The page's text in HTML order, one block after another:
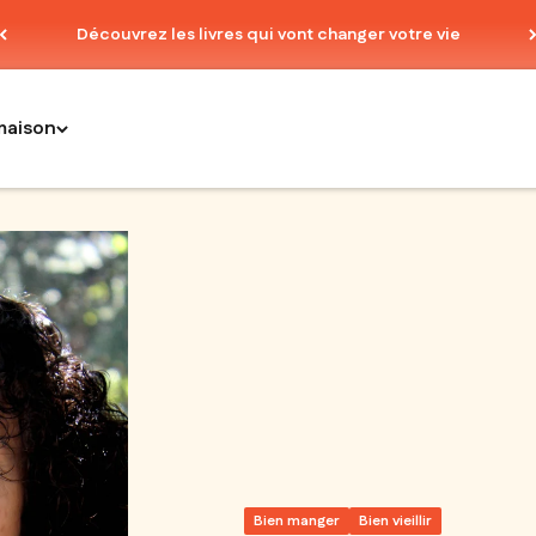
Découvrez les livres qui vont changer votre vie
Bien manger Bien vieillir